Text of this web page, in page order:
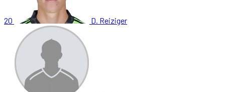
20 D. Reiziger